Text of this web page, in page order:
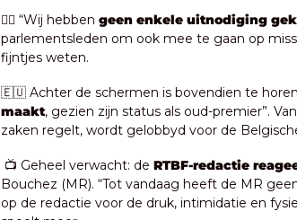
🤷‍♂️ “Wij hebben geen enkele uitnodiging
parlementsleden om ook mee te gaan op
fijntjes weten.
🇪🇺 Achter de schermen is bovendien te
maakt, gezien zijn status als oud-premier”.
zaken regelt, wordt gelobbyd voor de
📺 Geheel verwacht: de RTBF-redactie
Bouchez (MR). “Tot vandaag heeft de MR
op de redactie voor de druk, intimidatie en